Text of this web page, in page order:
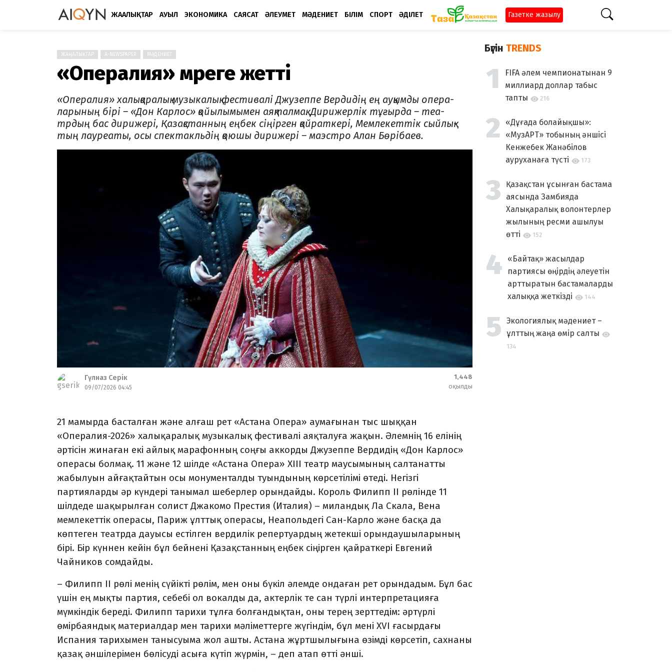
ЖАҢАЛЫҚТАР АУЫЛ ЭКОНОМИКА САЯСАТ ӘЛЕУМЕТ МӘДЕНИЕТ БІЛІМ СПОРТ ӘДІЛЕТ Газетке жазылу
ЖАҢАЛЫҚТАР A-NEWSPAPER МӘДЕНИЕТ
«Опералия» мәреге жетті
«Опералия» халықаралық музыкалық фес­тивалі Джузеппе Вердидің ең ауқымды опе­ра­
лары­ның бірі – «Дон Карлос» қойылы­мы­мен аяқталмақ. Дирижерлік тұғырда – теа­
трдың бас дирижері, Қазақстанның еңбек сіңірген қайраткері, Мемлекеттік сыйлық­
тың лауреаты, осы спектакльдің қоюшы дирижері – маэстро Алан Бөрібаев.
Гүлназ Серік
09/07/2026 04:45
1,448
оқылды
21 мамырда басталған және алғаш рет «Астана Опера» аумағынан тыс шыққан
«Опералия-2026» халықаралық музыкалық фестивалі аяқталуға жақын. Әлемнің 16 елінің
әртісін жинаған екі айлық марафонның соңғы аккорды Джузеппе Вердидің «Дон Карлос»
операсы болмақ. 11 және 12 шілде «Астана Опера» XIII театр маусымының салтанатты
жабылуын айғақтайтын осы монументалды туындының көрсетілімі өтеді. Негізгі
партияларды әр күндері танымал шеберлер орындайды. Король Филипп II рөлінде 11
шілдеде шақырылған солист Джакомо Престия (Италия) – миландық Ла Скала, Вена
мемлекеттік операсы, Париж ұлттық операсы, Неапольдегі Сан-Карло және басқа да
көптеген театрда дауысы естілген вердилік репертуардың жетекші орындаушыларының
бірі. Бір күннен кейін бұл бейнені Қазақстанның еңбек сіңірген қайраткері Евгений
Чайников сомдайды.
– Филипп II рөлі менің сүйікті рөлім, мен оны бүкіл әлемде ондаған рет орындадым. Бұл бас
үшін ең мықты партия, себебі ол вокалды да, актерлік те сан түрлі интерпретацияға
мүмкіндік береді. Филипп тарихи тұлға болғандықтан, оны терең зерттедім: әртүрлі
өмірбаяндық материалдар мен тарихи мәліметтерге жүгіндім, бұл мені XVI ғасырдағы
Испания тарихымен танысуыма жол ашты. Астана жұртшылығына өзімді көрсетіп, сахнаны
қазақ әншілерімен бөлісуді асыға күтіп жүрмін, – деп атап өтті әнші.
Бүгін TRENDS
FIFA әлем чемпионатынан 9
миллиард доллар табыс
тапты
216
«Дұғада болайықшы»:
«МузАРТ» тобының әншісі
Кенжебек Жанәбілов
ауруханаға түсті
173
Қазақстан ұсынған бастама
аясында Замбияда
Халықаралық волонтерлер
жылының ресми ашылуы
өтті
152
«Байтақ» жасылдар
партиясы өңірдің әлеуетін
арттыратын бастамаларды
халыққа жеткізді
144
Экологиялық мәдениет –
ұлттың жаңа өмір салты
134